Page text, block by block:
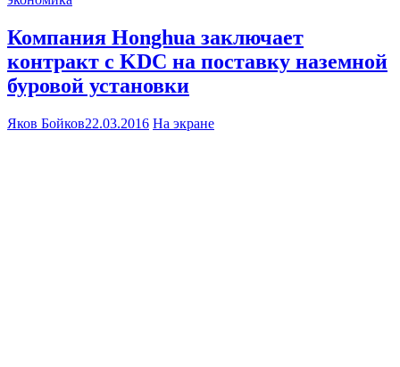
Компания Honghua заключает
контракт с KDC на поставку наземной
буровой установки
Яков Бойков22.03.2016 На экране